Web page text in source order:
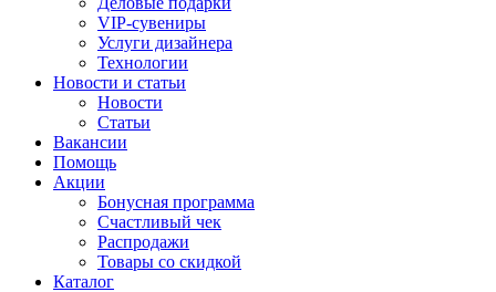
VIP-сувениры
Услуги дизайнера
Технологии
Новости и статьи
Новости
Статьи
Вакансии
Помощь
Акции
Бонусная программа
Счастливый чек
Распродажи
Товары со скидкой
Каталог